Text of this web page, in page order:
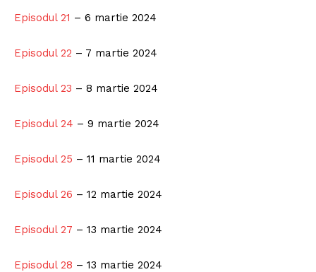
Episodul 21 – 6 martie 2024
Episodul 22 – 7 martie 2024
Episodul 23 – 8 martie 2024
Episodul 24 – 9 martie 2024
Episodul 25 – 11 martie 2024
Episodul 26 – 12 martie 2024
Episodul 27 – 13 martie 2024
Episodul 28 – 13 martie 2024